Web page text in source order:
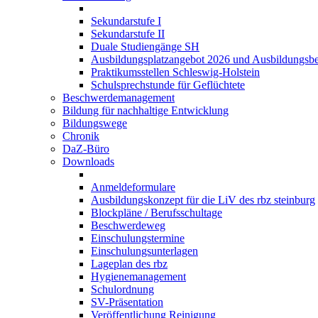
Sekundarstufe I
Sekundarstufe II
Duale Studiengänge SH
Ausbildungsplatzangebot 2026 und
Praktikumsstellen Schleswig-Holstein
Schulsprechstunde für Geflüchtete
Beschwerdemanagement
Bildung für nachhaltige Entwicklung
Bildungswege
Chronik
DaZ-Büro
Downloads
Anmeldeformulare
Ausbildungskonzept für die LiV des rbz steinburg
Blockpläne / Berufsschultage
Beschwerdeweg
Einschulungstermine
Einschulungsunterlagen
Lageplan des rbz
Hygienemanagement
Schulordnung
SV-Präsentation
Veröffentlichung Reinigung